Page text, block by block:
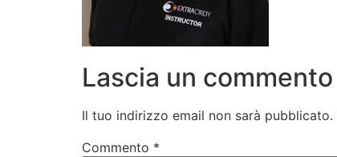
Lascia un commento
Il tuo indirizzo email non sarà pubblicato.
Commento *